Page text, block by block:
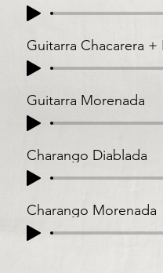
Guitarra Morenada
Charango Diablada
Charango Morenada